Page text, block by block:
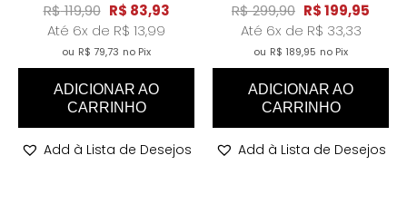
R$119,90 R$ 83,93
Até 6x de R$ 13,99
ou R$ 79,73 no Pix
ADICIONAR AO
CARRINHO
Add à Lista de Desejos
R$299,90 R$199,95
Até 6x de R$ 33,33
ou R$ 189,95 no Pix
ADICIONAR AO
CARRINHO
Add à Lista de Desejos